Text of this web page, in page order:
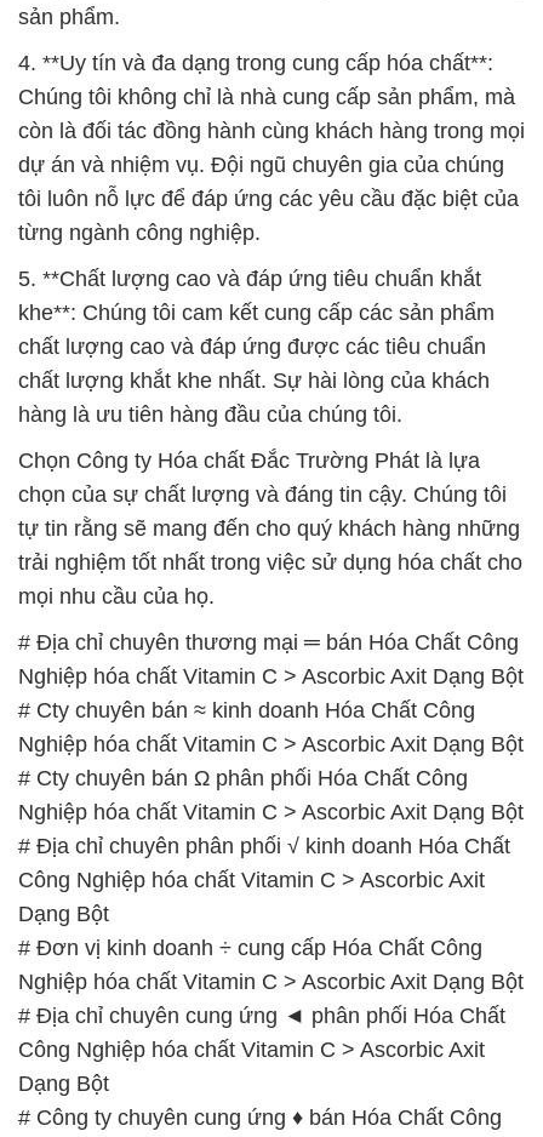
sản phẩm.
4. **Uy tín và đa dạng trong cung cấp hóa chất**:
Chúng tôi không chỉ là nhà cung cấp sản phẩm, mà
còn là đối tác đồng hành cùng khách hàng trong mọi
dự án và nhiệm vụ. Đội ngũ chuyên gia của chúng
tôi luôn nỗ lực để đáp ứng các yêu cầu đặc biệt của
từng ngành công nghiệp.
5. **Chất lượng cao và đáp ứng tiêu chuẩn khắt
khe**: Chúng tôi cam kết cung cấp các sản phẩm
chất lượng cao và đáp ứng được các tiêu chuẩn
chất lượng khắt khe nhất. Sự hài lòng của khách
hàng là ưu tiên hàng đầu của chúng tôi.
Chọn Công ty Hóa chất Đắc Trường Phát là lựa
chọn của sự chất lượng và đáng tin cậy. Chúng tôi
tự tin rằng sẽ mang đến cho quý khách hàng những
trải nghiệm tốt nhất trong việc sử dụng hóa chất cho
mọi nhu cầu của họ.
# Địa chỉ chuyên thương mại ═ bán Hóa Chất Công
Nghiệp hóa chất Vitamin C > Ascorbic Axit Dạng Bột
# Cty chuyên bán ≈ kinh doanh Hóa Chất Công
Nghiệp hóa chất Vitamin C > Ascorbic Axit Dạng Bột
# Cty chuyên bán Ω phân phối Hóa Chất Công
Nghiệp hóa chất Vitamin C > Ascorbic Axit Dạng Bột
# Địa chỉ chuyên phân phối √ kinh doanh Hóa Chất
Công Nghiệp hóa chất Vitamin C > Ascorbic Axit
Dạng Bột
# Đơn vị kinh doanh ÷ cung cấp Hóa Chất Công
Nghiệp hóa chất Vitamin C > Ascorbic Axit Dạng Bột
# Địa chỉ chuyên cung ứng ◄ phân phối Hóa Chất
Công Nghiệp hóa chất Vitamin C > Ascorbic Axit
Dạng Bột
# Công ty chuyên cung ứng ♦ bán Hóa Chất Công